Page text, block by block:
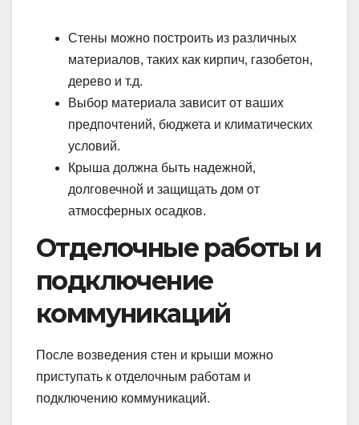
Стены можно построить из различных
материалов, таких как кирпич, газобетон,
дерево и т.д.
Выбор материала зависит от ваших
предпочтений, бюджета и климатических
условий.
Крыша должна быть надежной,
долговечной и защищать дом от
атмосферных осадков.
Отделочные работы и
подключение
коммуникаций
После возведения стен и крыши можно
приступать к отделочным работам и
подключению коммуникаций.